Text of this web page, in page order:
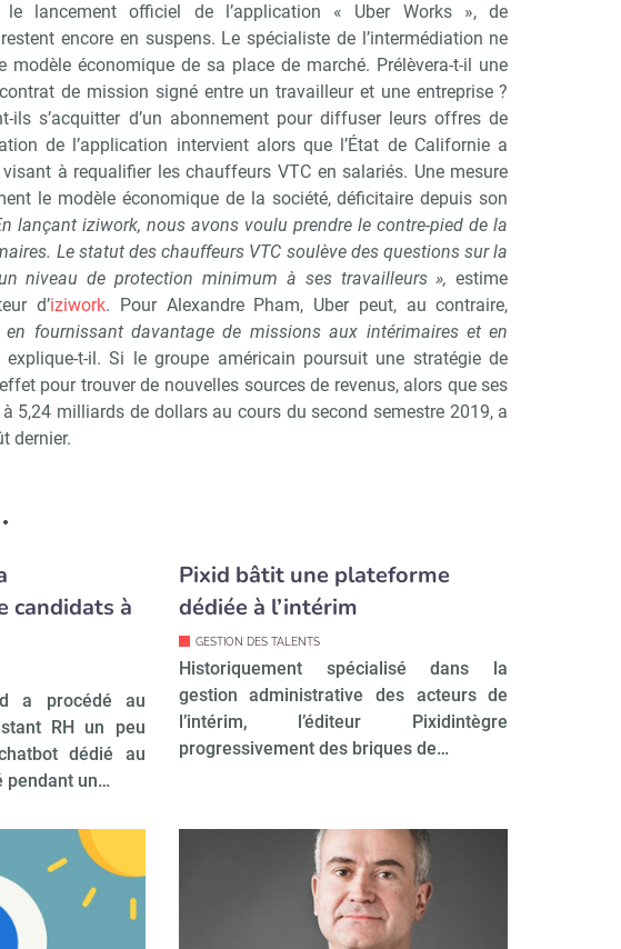
le lancement officiel de l’application « Uber Works », de
encore en suspens. Le spécialiste de l’intermédiation ne
modèle économique de sa place de marché. Prélèvera-t-il une
de mission signé entre un travailleur et une entreprise ?
ils s’acquitter d’un abonnement pour diffuser leurs offres de
de l’application intervient alors que l’État de Californie a
à requalifier les chauffeurs VTC en salariés. Une mesure
le modèle économique de la société, déficitaire depuis son
lançant iziwork, nous avons voulu prendre le contre-pied de la
Le statut des chauffeurs VTC soulève des questions sur la
un niveau de protection minimum à ses travailleurs »,estime
d’iziwork. Pour Alexandre Pham, Uber peut, au contraire,
en fournissant davantage de missions aux intérimaires et en
t-il. Si le groupe américain poursuit une stratégie de
pour trouver de nouvelles sources de revenus, alors que ses
5,24 milliards de dollars au cours du second semestre 2019, a
dernier.
candidats à
a procédé au
RH un peu
dédié au
pendant un…
Pixid bâtit une plateforme
dédiée à l’intérim
GESTION DES TALENTS
Historiquement spécialisé dans la
gestion administrative des acteurs de
l’intérim, l’éditeur Pixidintègre
progressivement des briques de…